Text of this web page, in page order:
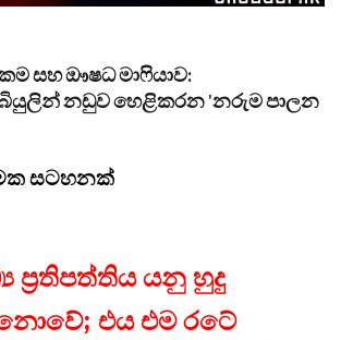
සහ ඖෂධ මාෆියාව:
නඩුව හෙළිකරන 'නරුම පාලන
සටහනක්
ප්‍රතිපත්තිය යනු හුදු
එය එම රටේ